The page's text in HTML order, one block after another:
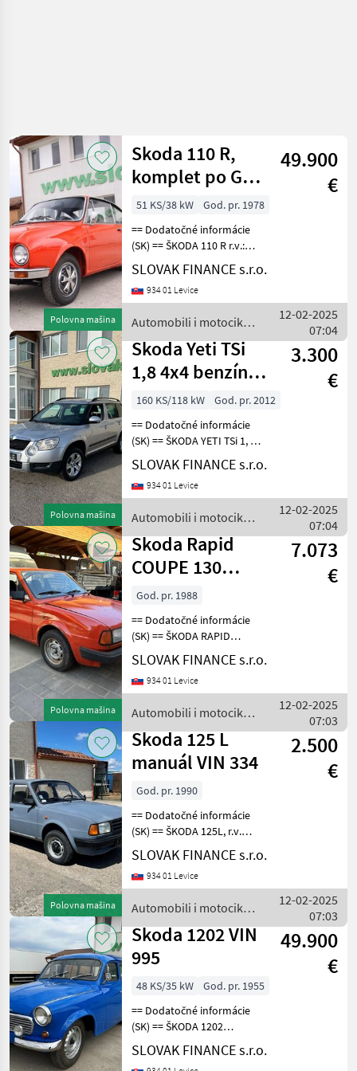
Polovna mašina
Skoda 110 R,
komplet po GO
VIN 865
49.900
€
51 KS/38 kW
God. pr. 1978
== Dodatočné informácie
(SK) == ŠKODA 110 R r.v.:
1978, 22 km, 1107 cm3, 37, 5
kW, manuál 4 rýchlostný,
benzín, 4 miest na sedenie,
histori
SLOVAK FINANCE s.r.o.
934 01 Levice
Automobili i motocikli
/ Skoda
12-02-2025
07:04
Polovna mašina
Skoda Yeti TSi
1,8 4x4 benzín
VIN 545
3.300
€
160 KS/118 kW
God. pr. 2012
== Dodatočné informácie
(SK) == ŠKODA YETI TSi 1, 8
4x4 benzín r.v. 2012, 295 000
km, 118 kW, manuálna
prevodovka, 5 miest na
+ CD, 4x
SLOVAK FINANCE s.r.o.
934 01 Levice
Automobili i motocikli
/ Skoda
12-02-2025
07:04
Polovna mašina
Skoda Rapid
COUPE 130
manuál VIN 358
7.073
€
God. pr. 1988
== Dodatočné informácie
(SK) == ŠKODA RAPID
COUPE 130 r.v. 1988, 57315
km, 1280 cm3, benzín,
manuálna prevodovka,
zahranicný TP, Batérie m
SLOVAK FINANCE s.r.o.
934 01 Levice
Automobili i motocikli
/ Skoda
12-02-2025
07:03
Polovna mašina
Skoda 125 L
manuál VIN 334
2.500
€
God. pr. 1990
== Dodatočné informácie
(SK) == ŠKODA 125L, r.v.
1/1990, 1174cm3, 36ke,
manuál 5 rýchlostný, s TP a
TEC, cena: 2500€ nie je
Automobili i mo
SLOVAK FINANCE s.r.o.
934 01 Levice
Automobili i motocikli
/ Skoda
12-02-2025
07:03
Skoda 1202 VIN
995
49.900
€
48 KS/35 kW
God. pr. 1955
== Dodatočné informácie
(SK) == ŠKODA 1202
r.v.:12/1955, 35 kW, 1221
cm3, benzín, manuál 4
SLOVAK FINANCE s.r.o.